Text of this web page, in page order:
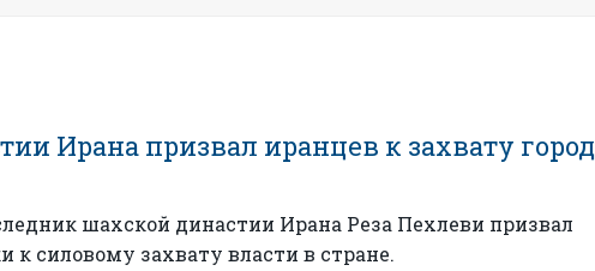
Ирана призвал иранцев к захвату
шахской династии Ирана Реза Пехлеви призвал
силовому захвату власти в стране.